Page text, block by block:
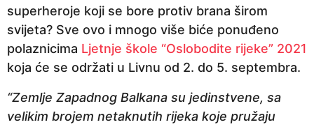
n
a
superheroje koji se bore protiv brana širom
svijeta? Sve ovo i mnogo više biće ponuđeno
polaznicima Ljetnje škole “Oslobodite rijeke” 2021
koja će se održati u Livnu od 2. do 5. septembra.
“Zemlje Zapadnog Balkana su jedinstvene, sa
velikim brojem netaknutih rijeka koje pružaju